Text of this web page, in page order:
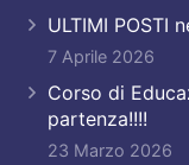
ULTIMI POSTI
7 Aprile 2026
Corso di
partenza!!!!
23 Marzo 2026